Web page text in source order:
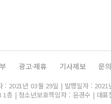
광고·제휴 기사제보 문
: 2021년 03월 29일 | 발행일자 : 2021
층 | 청소년보호책임자 : 윤경수 | 대